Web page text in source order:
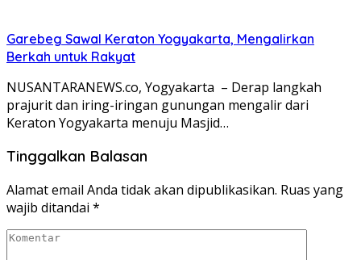
Garebeg Sawal Keraton Yogyakarta, Mengalirkan
Berkah untuk Rakyat
NUSANTARANEWS.co, Yogyakarta – Derap langkah
prajurit dan iring-iringan gunungan mengalir dari
Keraton Yogyakarta menuju Masjid…
Tinggalkan Balasan
Alamat email Anda tidak akan dipublikasikan. Ruas yang
wajib ditandai *